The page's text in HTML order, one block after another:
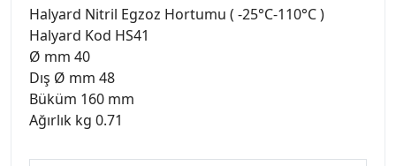
Halyard Nitril Egzoz Hortumu ( -25°C-110°C )
Halyard Kod HS41
Ø mm 40
Dış Ø mm 48
Büküm 160 mm
Ağırlık kg 0.71